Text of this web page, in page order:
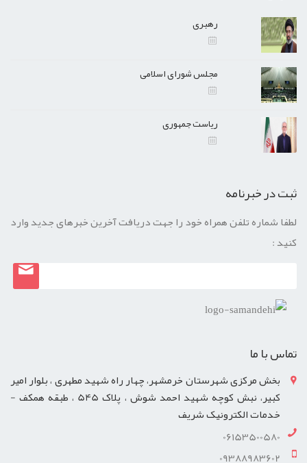
رهبری
مجلس شورای اسلامی
ریاست جمهوری
ثبت در خبرنامه
لطفا شماره تلفن همراه خود را جهت دریافت آخرین خبرهای جدید وارد
کنید :
تماس با ما
بخش مرکزی شهرستان خرمشهر، چهار راه شهید مطهری ، بلوار امیر
کبیر، نبش کوچه شهید احمد شوش ، پلاک 545 ، طبقه همکف -
خدمات الکترونیک شریف
06153500580
09388983602